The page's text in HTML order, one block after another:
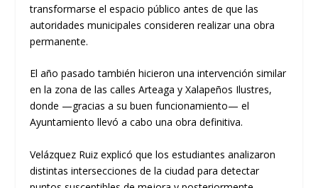
transformarse el espacio público antes de que las
autoridades municipales consideren realizar una obra
permanente.
El año pasado también hicieron una intervención similar
en la zona de las calles Arteaga y Xalapeños Ilustres,
donde —gracias a su buen funcionamiento— el
Ayuntamiento llevó a cabo una obra definitiva.
Velázquez Ruiz explicó que los estudiantes analizaron
distintas intersecciones de la ciudad para detectar